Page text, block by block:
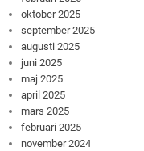
oktober 2025
september 2025
augusti 2025
juni 2025
maj 2025
april 2025
mars 2025
februari 2025
november 2024